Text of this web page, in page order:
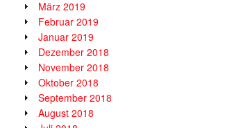
März 2019
Februar 2019
Januar 2019
Dezember 2018
November 2018
Oktober 2018
September 2018
August 2018